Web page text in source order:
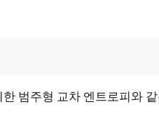
범주형 교차 엔트로피와